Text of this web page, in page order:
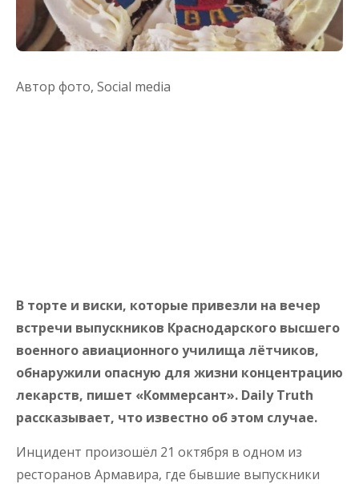
Автор фото, Social media
В торте и виски, которые привезли на вечер
встречи выпускников Краснодарского высшего
военного авиационного училища лётчиков,
обнаружили опасную для жизни концентрацию
лекарств, пишет «Коммерсант». Daily Truth
рассказывает, что известно об этом случае.
Инцидент произошёл 21 октября в одном из
ресторанов Армавира, где бывшие выпускники